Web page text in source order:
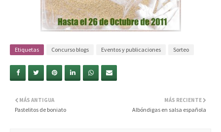
Etiquetas Concurso blogs Eventos y publicaciones Sorteo
MÁS RECIENTE
Albóndigas en salsa española
MÁS ANTIGUA
Pastelitos de boniato